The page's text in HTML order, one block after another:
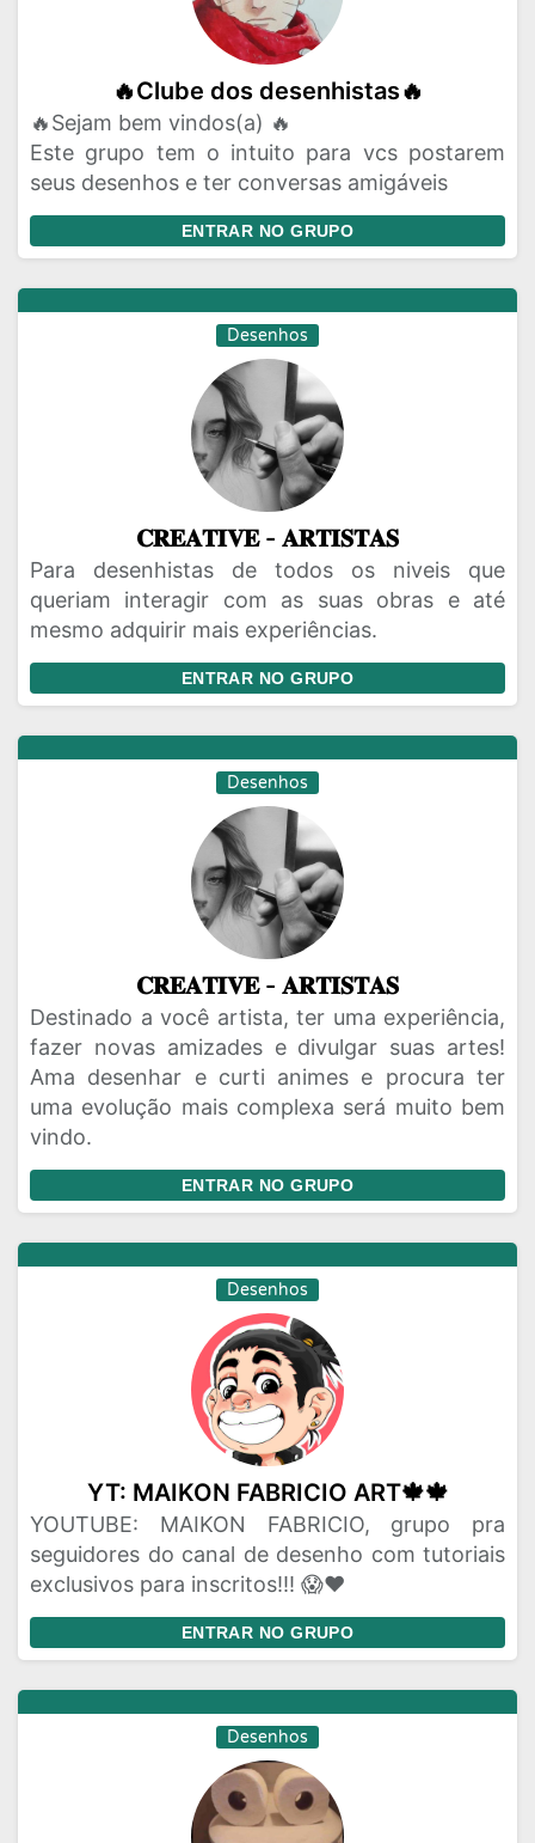
🔥Clube dos desenhistas🔥
🔥Sejam bem vindos(a) 🔥
Este grupo tem o intuito para vcs postarem
seus desenhos e ter conversas amigáveis
ENTRAR NO GRUPO
Desenhos
𝐂𝐑𝐄𝐀𝐓𝐈𝐕𝐄 - 𝐀𝐑𝐓𝐈𝐒𝐓𝐀𝐒
Para desenhistas de todos os niveis que
queriam interagir com as suas obras e até
mesmo adquirir mais experiências.
ENTRAR NO GRUPO
Desenhos
𝐂𝐑𝐄𝐀𝐓𝐈𝐕𝐄 - 𝐀𝐑𝐓𝐈𝐒𝐓𝐀𝐒
Destinado a você artista, ter uma experiência,
fazer novas amizades e divulgar suas artes!
Ama desenhar e curti animes e procura ter
uma evolução mais complexa será muito bem
vindo.
ENTRAR NO GRUPO
Desenhos
YT: MAIKON FABRICIO ART🍁🍁
YOUTUBE: MAIKON FABRICIO, grupo pra
seguidores do canal de desenho com tutoriais
exclusivos para inscritos!!! 😱❤
ENTRAR NO GRUPO
Desenhos